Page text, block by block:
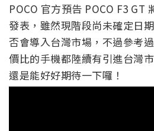
POCO 官方預告 POCO F3 GT
發表，雖然現階段尚未確定日
否會導入台灣市場，不過參考
價比的手機都陸續有引進台灣
還是能好好期待一下囉！